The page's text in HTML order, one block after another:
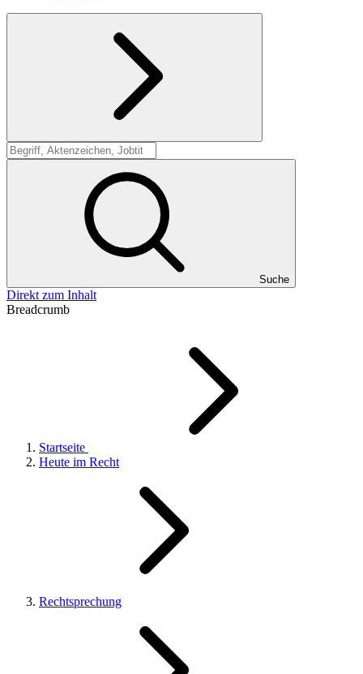
Suche
Suche
Direkt zum Inhalt
Breadcrumb
Startseite
Heute im Recht
Rechtsprechung